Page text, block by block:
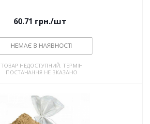
60.71 грн./шт
НЕМАЄ В НАЯВНОСТІ
ТОВАР НЕДОСТУПНИЙ. ТЕРМІН
ПОСТАЧАННЯ НЕ ВКАЗАНО